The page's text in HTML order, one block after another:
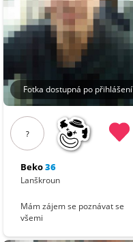
Fotka dostupná po přihlášení
?
Beko36
Lanškroun
Mám zájem se poznávat se
všemi